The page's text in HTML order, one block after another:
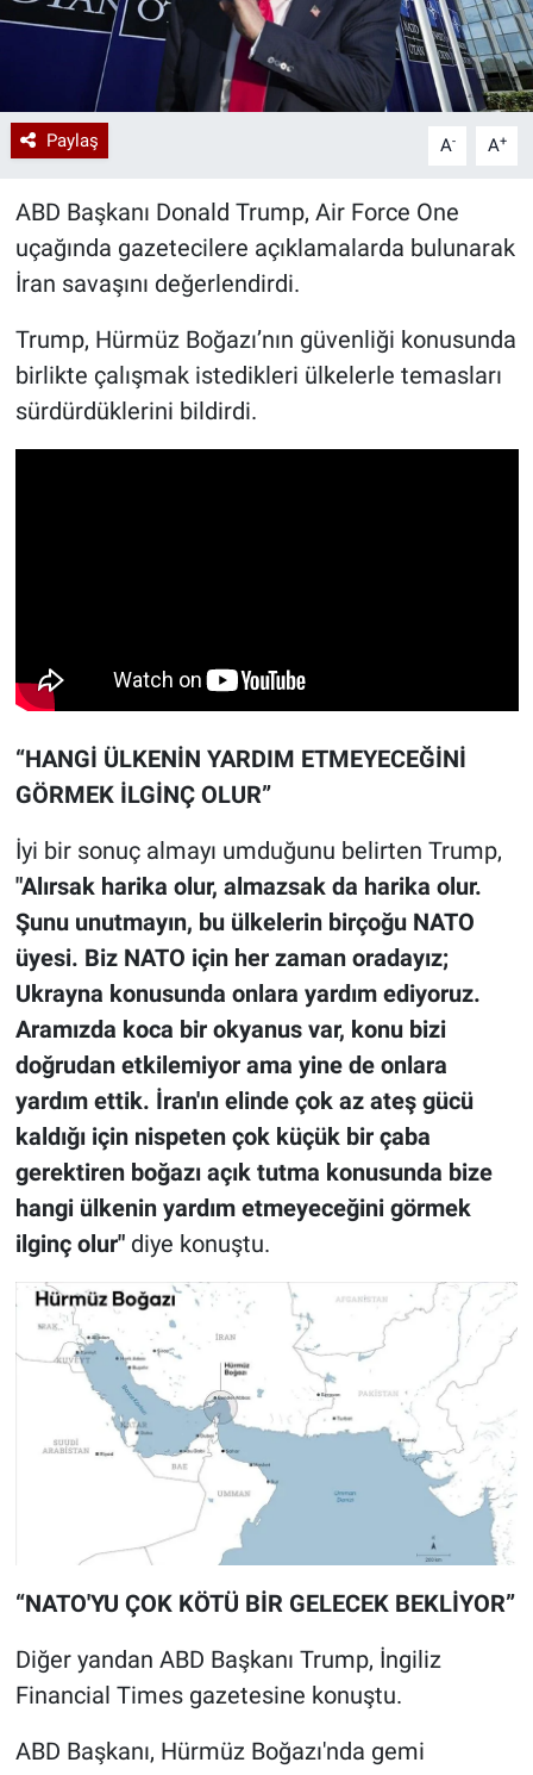
Paylaş A- A+
ABD Başkanı Donald Trump, Air Force One
uçağında gazetecilere açıklamalarda bulunarak
İran savaşını değerlendirdi.
Trump, Hürmüz Boğazı’nın güvenliği konusunda
birlikte çalışmak istedikleri ülkelerle temasları
sürdürdüklerini bildirdi.
“HANGİ ÜLKENİN YARDIM ETMEYECEĞİNİ
GÖRMEK İLGİNÇ OLUR”
İyi bir sonuç almayı umduğunu belirten Trump,
"Alırsak harika olur, almazsak da harika olur.
Şunu unutmayın, bu ülkelerin birçoğu NATO
üyesi. Biz NATO için her zaman oradayız;
Ukrayna konusunda onlara yardım ediyoruz.
Aramızda koca bir okyanus var, konu bizi
doğrudan etkilemiyor ama yine de onlara
yardım ettik. İran'ın elinde çok az ateş gücü
kaldığı için nispeten çok küçük bir çaba
gerektiren boğazı açık tutma konusunda bize
hangi ülkenin yardım etmeyeceğini görmek
ilginç olur"diye konuştu.
“NATO'YU ÇOK KÖTÜ BİR GELECEK BEKLİYOR”
Diğer yandan ABD Başkanı Trump, İngiliz
Financial Times gazetesine konuştu.
ABD Başkanı, Hürmüz Boğazı'nda gemi
Teknoloji
Ramazan